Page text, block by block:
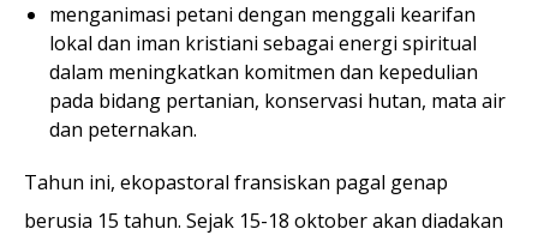
menganimasi petani dengan menggali kearifan
lokal dan iman kristiani sebagai energi spiritual
dalam meningkatkan komitmen dan kepedulian
pada bidang pertanian, konservasi hutan, mata air
dan peternakan.
Tahun ini, ekopastoral fransiskan pagal genap
berusia 15 tahun. Sejak 15-18 oktober akan diadakan